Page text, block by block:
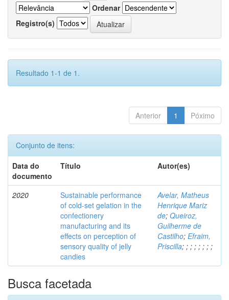
Ordenar
Registro(s)
Resultado 1-1 de 1.
Anterior 1 Póximo
Conjunto de itens:
Data do
documento
Título Autor(es)
2020
Sustainable performance
of cold-set gelation in the
confectionery
manufacturing and its
effects on perception of
sensory quality of jelly
candies
Avelar, Matheus
Henrique Mariz
de; Queiroz,
Guilherme de
Castilho; Efraim,
Priscilla; ; ; ; ; ; ; ;
Busca facetada